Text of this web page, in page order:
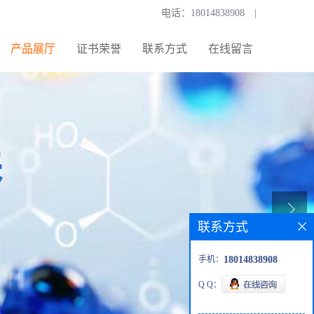
电话： 18014838908
产品展厅 证书荣誉 联系方式 在线留言
联系方式
手机： 18014838908
Q Q：